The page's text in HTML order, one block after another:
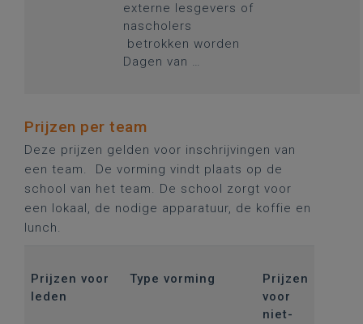
externe lesgevers of
nascholers
betrokken worden
Dagen van …
Prijzen per team
Deze prijzen gelden voor inschrijvingen van
een team. De vorming vindt plaats op de
school van het team. De school zorgt voor
een lokaal, de nodige apparatuur, de koffie en
lunch.
Prijzen voor
leden
Type vorming
Prijzen
voor
niet-